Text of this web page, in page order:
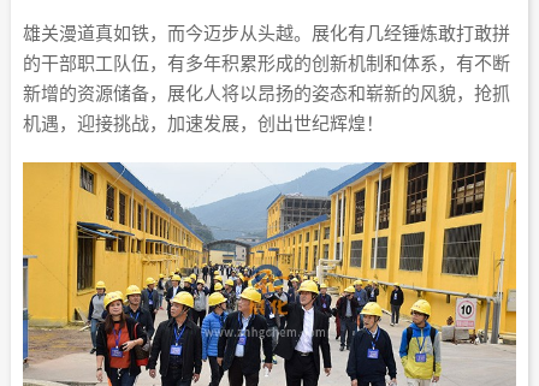
雄关漫道真如铁，而今迈步从头越。展化有几经锤炼敢打敢拼
的干部职工队伍，有多年积累形成的创新机制和体系，有不断
新增的资源储备，展化人将以昂扬的姿态和崭新的风貌，抢抓
机遇，迎接挑战，加速发展，创出世纪辉煌！